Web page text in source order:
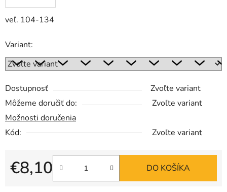
veľ. 104-134
Variant:
Dostupnosť
Zvoľte variant
Môžeme doručiť do:
Zvoľte variant
Možnosti doručenia
Kód:
Zvoľte variant
€8,10
Jednotková cena:
DO KOŠÍKA